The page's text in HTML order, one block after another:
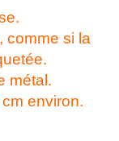
comme si la
métal.
environ.